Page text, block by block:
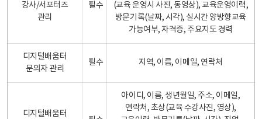
강사/서포터즈
관리
필수
(교육 운영시 사진, 동영상), 교육운영이력,
방문기록(날짜, 시각), 실시간 양방향교육
가능여부, 자격증, 주요지도 경력
디지털배움터
문의자 관리
필수 지역, 이름, 이메일, 연락처
디지털배움터
아이디, 이름, 생년월일, 주소, 이메일,
연락처, 초상(교육 수강사진, 영상),